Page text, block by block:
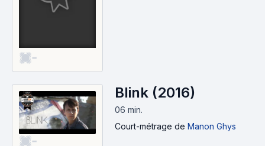
-
-
Blink (2016)
06 min.
Court-métrage de Manon Ghys